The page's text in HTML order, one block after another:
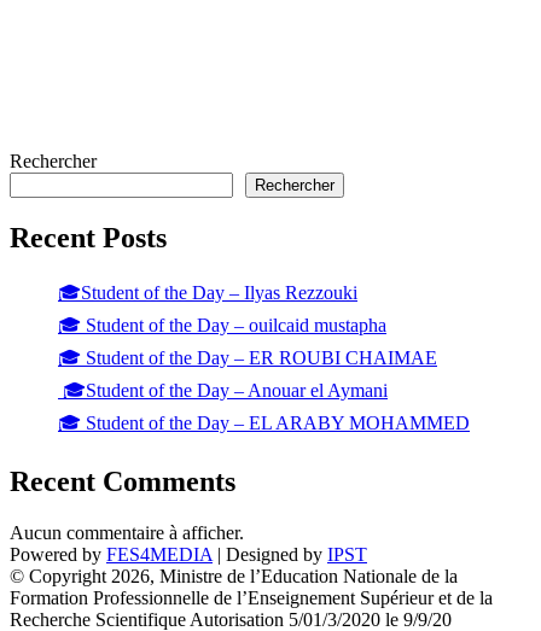
Rechercher
Rechercher
Recent Posts
🎓Student of the Day – Ilyas Rezzouki
🎓 Student of the Day – ouilcaid mustapha
🎓 Student of the Day – ER ROUBI CHAIMAE
🎓Student of the Day – Anouar el Aymani
🎓 Student of the Day – EL ARABY MOHAMMED
Recent Comments
Aucun commentaire à afficher.
Powered by FES4MEDIA | Designed by IPST
© Copyright 2026, Ministre de l’Education Nationale de la
Formation Professionnelle de l’Enseignement Supérieur et de la
Recherche Scientifique Autorisation 5/01/3/2020 le 9/9/20